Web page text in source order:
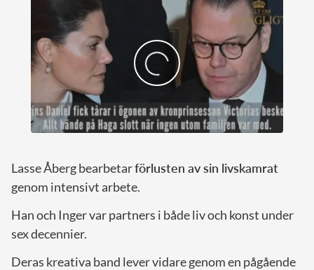
Lasse Åberg bearbetarförlusten av sin livskamrat
genom intensivt arbete.
Han och Inger var partners i både liv och konst under
sex decennier.
Deras kreativa band lever vidare genom en pågående